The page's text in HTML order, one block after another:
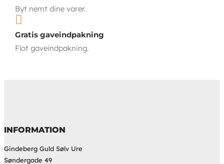
Byt nemt dine varer.

Gratis gaveindpakning
Flot gaveindpakning.
INFORMATION
Gindeberg Guld Sølv Ure
Søndergade 49